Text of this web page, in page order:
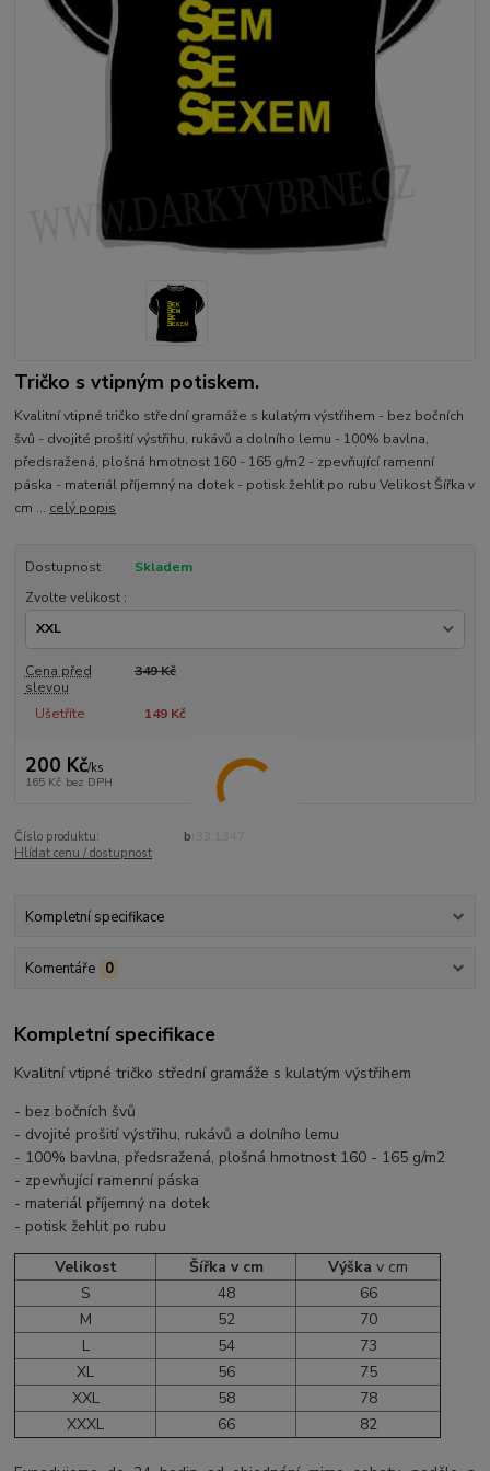
Tričko s vtipným potiskem.
Kvalitní vtipné tričko střední gramáže s kulatým výstřihem - bez bočních
švů - dvojité prošití výstřihu, rukávů a dolního lemu - 100% bavlna,
předsražená, plošná hmotnost 160 - 165 g/m2 - zpevňující ramenní
páska - materiál příjemný na dotek - potisk žehlit po rubu Velikost Šířka v
cm ... celý popis
Dostupnost
Skladem
Zvolte velikost :
Cena před
slevou
349 Kč
Ušetříte 149 Kč
200 Kč/ks
165 Kč bez DPH
Číslo produktu:
br33.1347
Hlídat cenu / dostupnost
Kompletní specifikace
Komentáře 0
Kompletní specifikace
Kvalitní vtipné tričko střední gramáže s kulatým výstřihem
- bez bočních švů
- dvojité prošití výstřihu, rukávů a dolního lemu
- 100% bavlna, předsražená, plošná hmotnost 160 - 165 g/m2
- zpevňující ramenní páska
- materiál příjemný na dotek
- potisk žehlit po rubu
Velikost
Šířka v cm Výška v cm
S
48
66
M
52
70
L
54
73
XL
56
75
XXL
58
78
XXXL
66 82